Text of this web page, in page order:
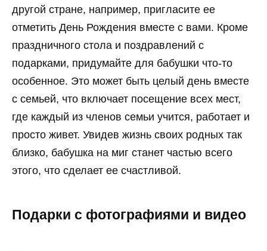
другой стране, например, пригласите ее
отметить День Рождения вместе с вами. Кроме
праздничного стола и поздравлений с
подарками, придумайте для бабушки что-то
особенное. Это может быть целый день вместе
с семьей, что включает посещение всех мест,
где каждый из членов семьи учится, работает и
просто живет. Увидев жизнь своих родных так
близко, бабушка на миг станет частью всего
этого, что сделает ее счастливой.
Подарки с фотографиями и видео